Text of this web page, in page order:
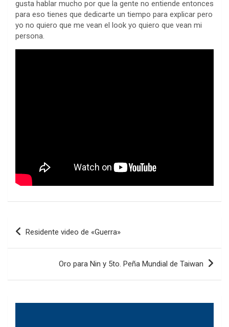
gusta hablar mucho por que la gente no entiende entonces
para eso tienes que dedicarte un tiempo para explicar pero
yo no quiero que me vean el look yo quiero que vean mi
persona.
Navegación
de
Residente video de «Guerra»
Oro para Nin y 5to. Peña Mundial de Taiwan